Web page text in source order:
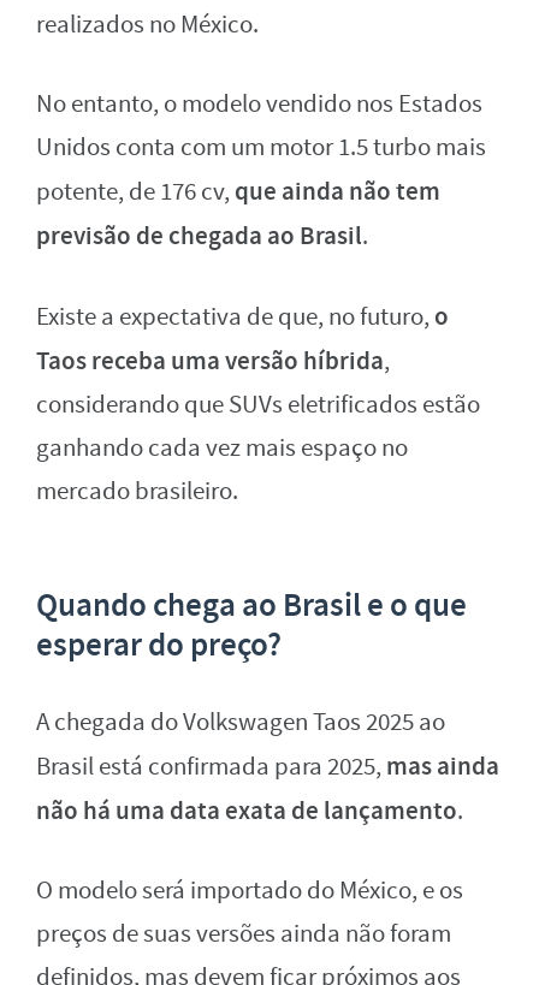
realizados no México.
No entanto, o modelo vendido nos Estados
Unidos conta com um motor 1.5 turbo mais
potente, de 176 cv, que ainda não tem
previsão de chegada ao Brasil.
Existe a expectativa de que, no futuro, o
Taos receba uma versão híbrida,
considerando que SUVs eletrificados estão
ganhando cada vez mais espaço no
mercado brasileiro.
Quando chega ao Brasil e o que
esperar do preço?
A chegada do Volkswagen Taos 2025 ao
Brasil está confirmada para 2025, mas ainda
não há uma data exata de lançamento.
O modelo será importado do México, e os
preços de suas versões ainda não foram
definidos, mas devem ficar próximos aos